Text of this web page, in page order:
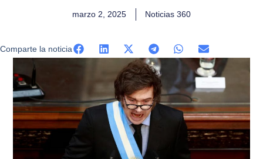
marzo 2, 2025 Noticias 360
Comparte la noticia